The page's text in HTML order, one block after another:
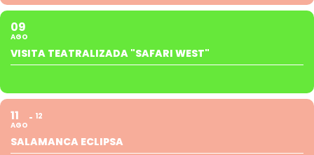
09
AGO
VISITA TEATRALIZADA "SAFARI WEST"
11
AGO
12
SALAMANCA ECLIPSA